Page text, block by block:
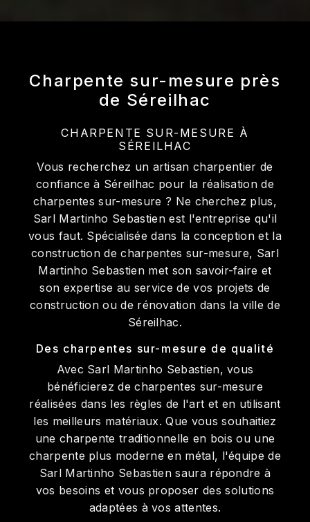
Charpente sur-mesure près
de Séreilhac
CHARPENTE SUR-MESURE À
SÉREILHAC
Vous recherchez un artisan charpentier de
confiance à Séreilhac pour la réalisation de
charpentes sur-mesure ? Ne cherchez plus,
Sarl Martinho Sebastien est l'entreprise qu'il
vous faut. Spécialisée dans la conception et la
construction de charpentes sur-mesure, Sarl
Martinho Sebastien met son savoir-faire et
son expertise au service de vos projets de
construction ou de rénovation dans la ville de
Séreilhac.
Des charpentes sur-mesure de qualité
Avec Sarl Martinho Sebastien, vous
bénéficierez de charpentes sur-mesure
réalisées dans les règles de l'art et en utilisant
les meilleurs matériaux. Que vous souhaitiez
une charpente traditionnelle en bois ou une
charpente plus moderne en métal, l'équipe de
Sarl Martinho Sebastien saura répondre à
vos besoins et vous proposer des solutions
adaptées à vos attentes.